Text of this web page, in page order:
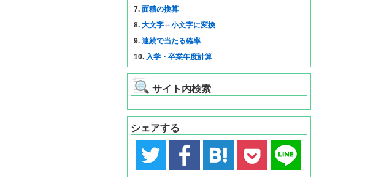
7. 面積の換算
8. 大文字⇔小文字に変換
9. 連続で当たる確率
10. 入学・卒業年度計算
サイト内検索
シェアする